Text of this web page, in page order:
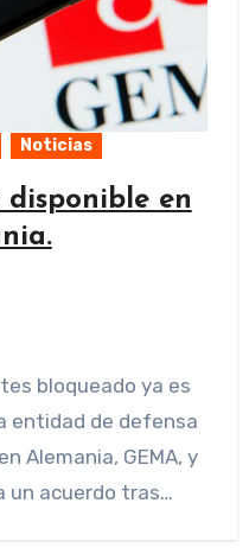
Noticias
disponible en
entidad de defensa
Alemania, GEMA, y
un acuerdo tras…